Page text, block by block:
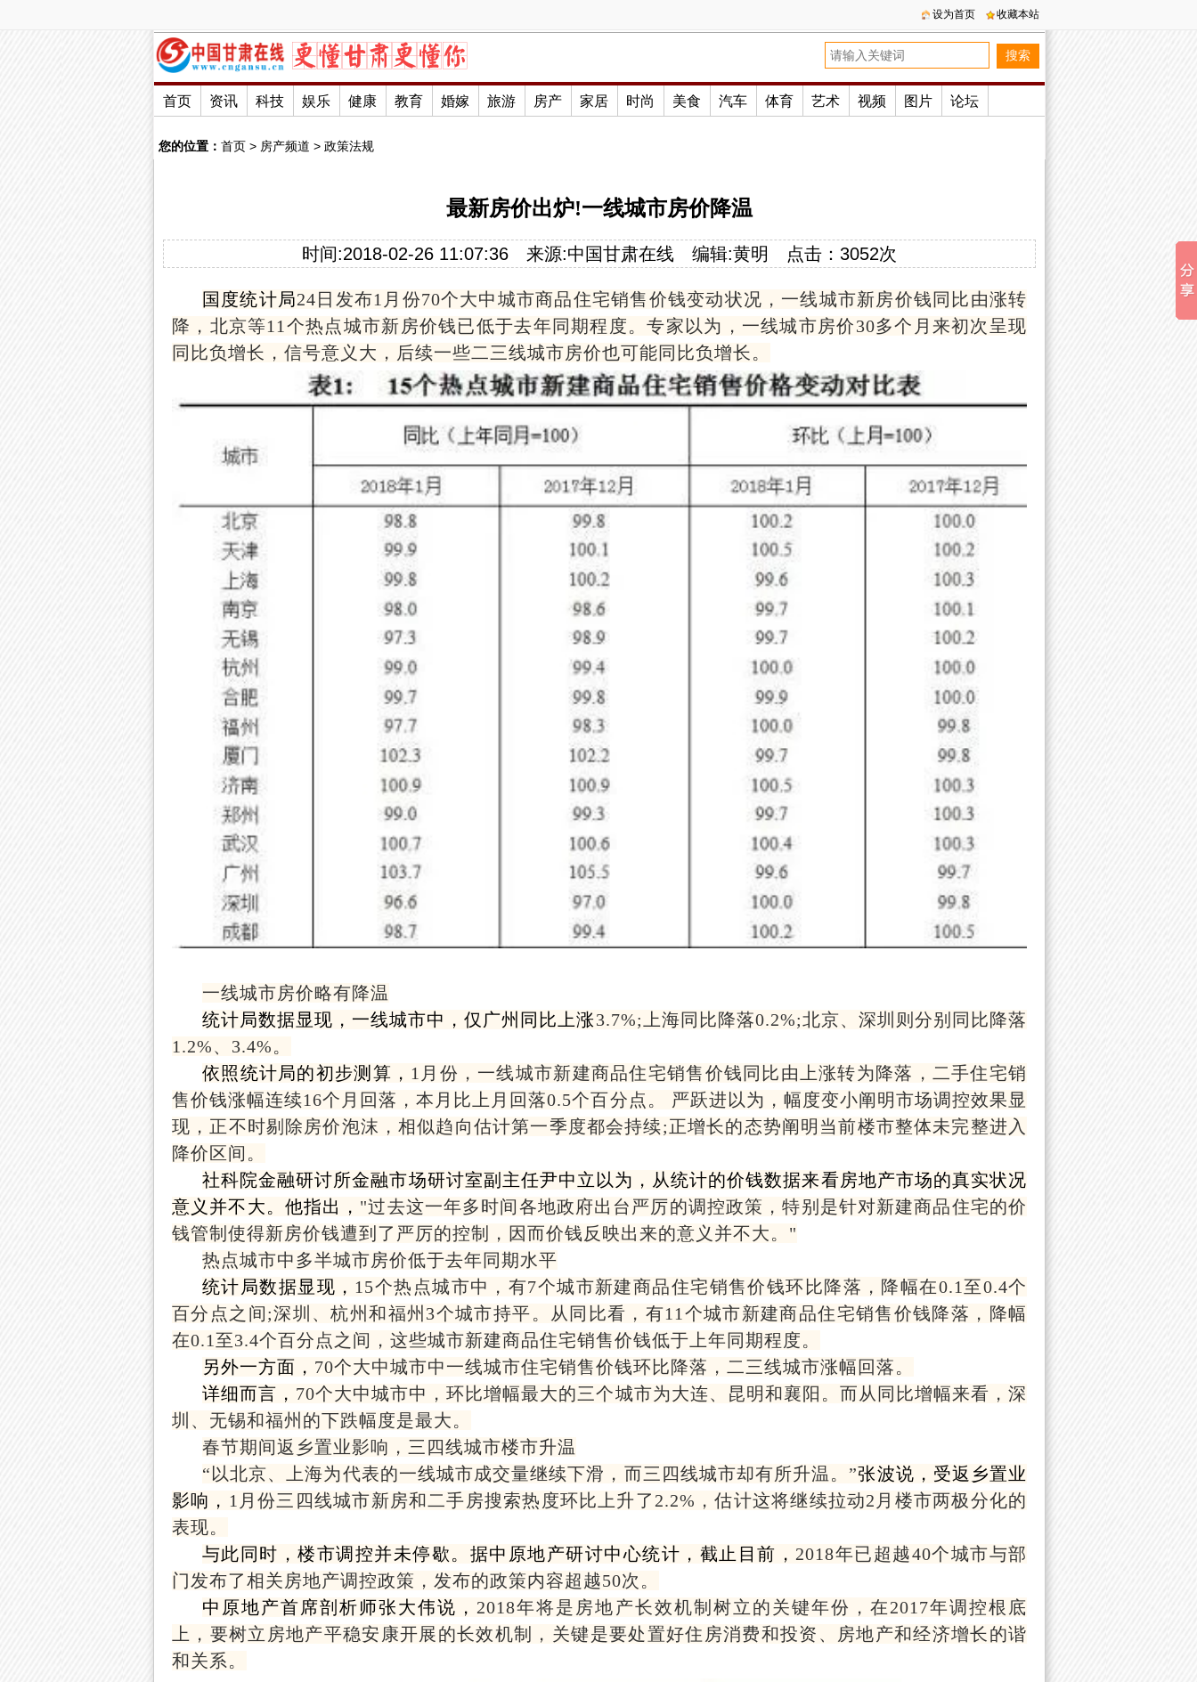
设为首页 收藏本站
首页 资讯 科技 娱乐 健康 教育 婚嫁 旅游 房产 家居 时尚 美食 汽车 体育 艺术 视频 图片 论坛
您的位置： 首页 > 房产频道 > 政策法规
最新房价出炉!一线城市房价降温
时间:2018-02-26 11:07:36 来源:中国甘肃在线 编辑:黄明 点击： 3052次
国度统计局24日发布1月份70个大中城市商品住宅销售价钱变动状况，一线城市新房价钱同比由涨转
降，北京等11个热点城市新房价钱已低于去年同期程度。专家以为，一线城市房价30多个月来初次呈现
同比负增长，信号意义大，后续一些二三线城市房价也可能同比负增长。
一线城市房价略有降温
统计局数据显现，一线城市中，仅广州同比上涨3.7%;上海同比降落0.2%;北京、深圳则分别同比降落
1.2%、3.4%。
依照统计局的初步测算， 1月份，一线城市新建商品住宅销售价钱同比由上涨转为降落，二手住宅销
售价钱涨幅连续16个月回落，本月比上月回落0.5个百分点。 严跃进以为，幅度变小阐明市场调控效果显
现，正不时剔除房价泡沫，相似趋向估计第一季度都会持续;正增长的态势阐明当前楼市整体未完整进入
降价区间。
社科院金融研讨所金融市场研讨室副主任尹中立以为，从统计的价钱数据来看房地产市场的真实状况
意义并不大。他指出， "过去这一年多时间各地政府出台严厉的调控政策，特别是针对新建商品住宅的价
钱管制使得新房价钱遭到了严厉的控制，因而价钱反映出来的意义并不大。"
热点城市中多半城市房价低于去年同期水平
统计局数据显现， 15个热点城市中，有7个城市新建商品住宅销售价钱环比降落，降幅在0.1至0.4个
百分点之间;深圳、杭州和福州3个城市持平。从同比看，有11个城市新建商品住宅销售价钱降落，降幅
在0.1至3.4个百分点之间，这些城市新建商品住宅销售价钱低于上年同期程度。
另外一方面， 70个大中城市中一线城市住宅销售价钱环比降落，二三线城市涨幅回落。
详细而言， 70个大中城市中，环比增幅最大的三个城市为大连、昆明和襄阳。而从同比增幅来看，深
圳、无锡和福州的下跌幅度是最大。
春节期间返乡置业影响，三四线城市楼市升温
“ 以北京、上海为代表的一线城市成交量继续下滑，而三四线城市却有所升温。”张波说，受返乡置业
影响， 1月份三四线城市新房和二手房搜索热度环比上升了2.2%，估计这将继续拉动2月楼市两极分化的
表现。
与此同时，楼市调控并未停歇。据中原地产研讨中心统计，截止目前， 2018年已超越40个城市与部
门发布了相关房地产调控政策，发布的政策内容超越50次。
中原地产首席剖析师张大伟说， 2018年将是房地产长效机制树立的关键年份，在2017年调控根底
上，要树立房地产平稳安康开展的长效机制，关键是要处置好住房消费和投资、房地产和经济增长的谐
和关系。